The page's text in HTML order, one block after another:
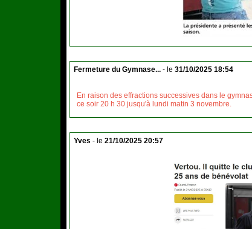
Fermeture du Gymnase... - le 31/10/2025 18:54
En raison des effractions successives dans le
ce soir 20 h 30 jusqu'à lundi matin 3 novembre.
Yves - le 21/10/2025 20:57